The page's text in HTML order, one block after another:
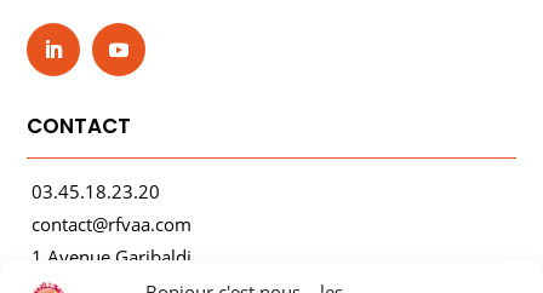
CONTACT
03.45.18.23.20
contact@rfvaa.com
1 Avenue Garibaldi